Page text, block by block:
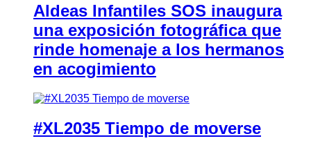
Aldeas Infantiles SOS inaugura
una exposición fotográfica que
rinde homenaje a los hermanos
en acogimiento
#XL2035 Tiempo de moverse